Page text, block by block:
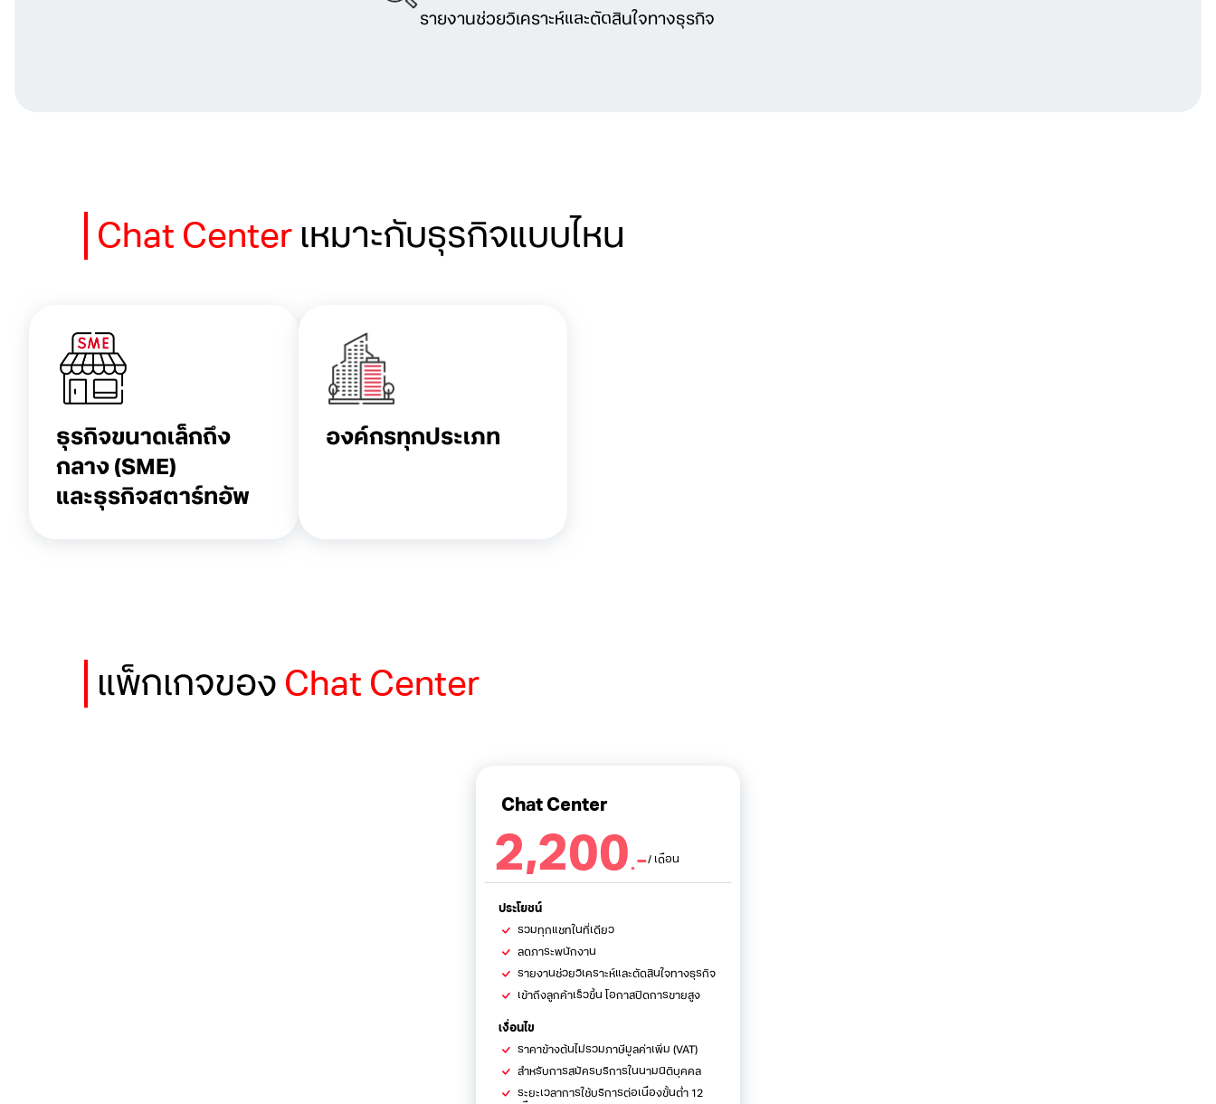
รายงานช่วยวิเคราะห์และตัดสินใจทางธุรกิจ
Chat Centerเหมาะกับธุรกิจแบบไหน
ธุรกิจขนาดเล็กถึง
กลาง (SME)
และธุรกิจสตาร์ทอัพ
องค์กรทุกประเภท
แพ็กเกจของChat Center
Chat Center
2,200.-/ เดือน
ประโยชน์
รวมทุกแชทในที่เดียว
ลดภาระพนักงาน
รายงานช่วยวิเคราะห์และตัดสินใจทางธุรกิจ
เข้าถึงลูกค้าเร็วขึ้น โอกาสปิดการขายสูง
เงื่อนไข
ราคาข้างต้นไม่รวมภาษีมูลค่าเพิ่ม (VAT)
สำหรับการสมัครบริการในนามนิติบุคคล
ระยะเวลาการใช้บริการต่อเนื่องขั้นต่ำ 12